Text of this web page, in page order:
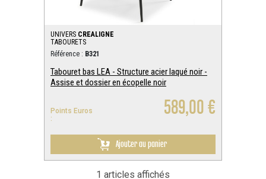
UNIVERS CREALIGNE
TABOURETS
Référence : B321
Tabouret bas LEA - Structure acier laqué noir -
Assise et dossier en écopelle noir
Points Euros
:
589,00 €
Ajouter au panier
1 articles affichés